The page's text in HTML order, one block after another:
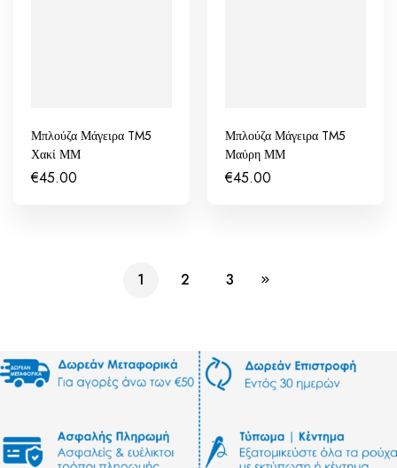
Μπλούζα Μάγειρα TM5
Χακί ΜΜ
€45.00
Μπλούζα Μάγειρα TM5
Μαύρη ΜΜ
€45.00
1 2 3